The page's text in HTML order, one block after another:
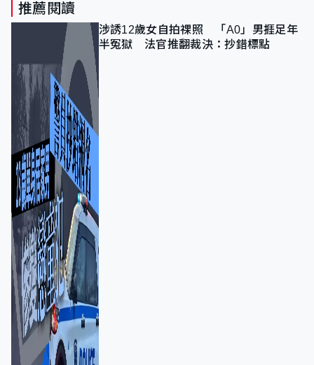
推薦閱讀
涉誘12歲女自拍祼照 「A0」男捱足年
半冤獄 法官推翻裁決：抄錯標點